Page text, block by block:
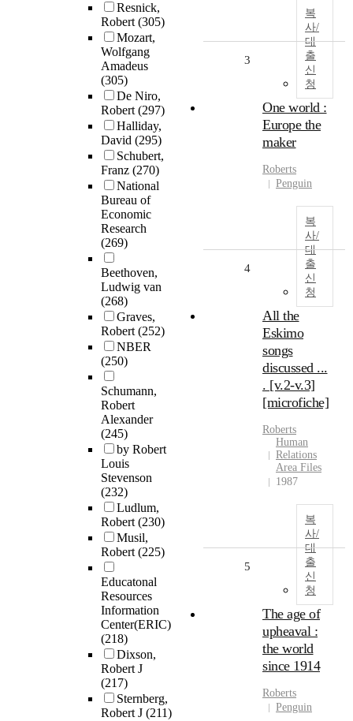
Resnick,
Robert(305)
Mozart,
Wolfgang
Amadeus
(305)
De Niro,
Robert(297)
Halliday,
David (295)
Schubert,
Franz (270)
National
Bureau of
Economic
Research
(269)
Beethoven,
Ludwig van
(268)
Graves,
Robert(252)
NBER
(250)
Schumann,
Robert
Alexander
(245)
by Robert
Louis
Stevenson
(232)
Ludlum,
Robert(230)
Musil,
Robert(225)
Educatonal
Resources
Information
Center(ERIC)
(218)
Dixson,
Robert J
(217)
Sternberg,
Robert J (211)
복
사/
대
출
신
청
3
One world :
Europe the
maker
Roberts
Penguin
복
사/
대
출
신
청
4
All the
Eskimo
songs
discussed ...
. [v.2-v.3]
[microfiche]
Roberts
Human
Relations
Area Files
1987
복
사/
대
출
신
청
5
The age of
upheaval :
the world
since 1914
Roberts
Penguin